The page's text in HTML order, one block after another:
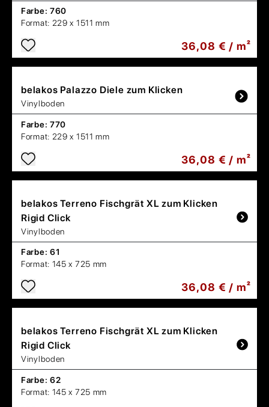
Farbe: 760
Format: 229 x 1511 mm
36,08 € / m²
belakos Palazzo Diele zum Klicken
Vinylboden
Farbe: 770
Format: 229 x 1511 mm
36,08 € / m²
belakosTerreno Fischgrät XL zum Klicken
Rigid Click
Vinylboden
Farbe: 61
Format: 145 x 725 mm
36,08 € / m²
belakosTerreno Fischgrät XL zum Klicken
Rigid Click
Vinylboden
Farbe: 62
Format: 145 x 725 mm